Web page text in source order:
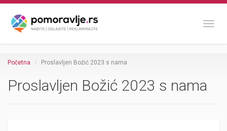
Početna Proslavljen Božić 2023 s nama
Proslavljen Božić 2023 s nama